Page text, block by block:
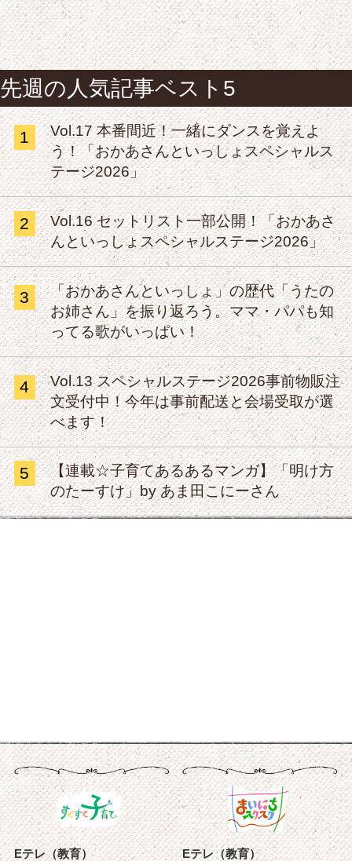
先週の人気記事ベスト5
1
Vol.17 本番間近！一緒にダンスを覚えよ
う！「おかあさんといっしょスペシャルス
テージ2026」
2
Vol.16 セットリスト一部公開！「おかあさ
んといっしょスペシャルステージ2026」
3
「おかあさんといっしょ」の歴代「うたの
お姉さん」を振り返ろう。ママ・パパも知
ってる歌がいっぱい！
4
Vol.13 スペシャルステージ2026事前物販注
文受付中！今年は事前配送と会場受取が選
べます！
5
【連載☆子育てあるあるマンガ】「明け方
のたーすけ」by あま田こにーさん
Eテレ（教育） Eテレ（教育）